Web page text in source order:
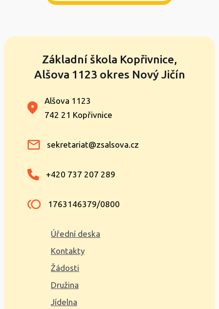
Základní škola Kopřivnice,
Alšova 1123 okres Nový Jičín
Alšova 1123
742 21 Kopřivnice
sekretariat@zsalsova.cz
+420 737 207 289
1763146379/0800
Úřední deska
Kontakty
Žádosti
Družina
Jídelna